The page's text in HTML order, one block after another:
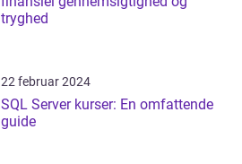
tryghed
22 februar 2024
SQL Server kurser: En omfattende
guide